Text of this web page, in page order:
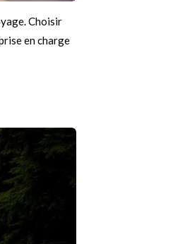
Choisir
en charge